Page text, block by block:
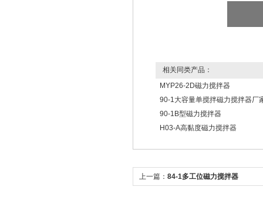
相关同类产品：
MYP26-2D磁力搅拌器
90-1大容量单搅拌磁力搅拌器厂
90-1B型磁力搅拌器
H03-A高黏度磁力搅拌器
上一篇： 84-1多工位磁力搅拌器